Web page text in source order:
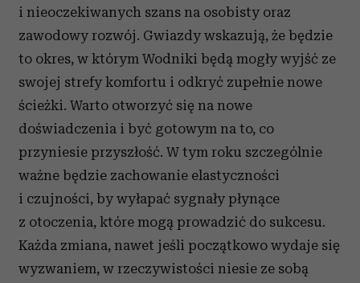
i nieoczekiwanych szans na osobisty oraz
zawodowy rozwój. Gwiazdy wskazują, że będzie
to okres, w którym Wodniki będą mogły wyjść ze
swojej strefy komfortu i odkryć zupełnie nowe
ścieżki. Warto otworzyć się na nowe
doświadczenia i być gotowym na to, co
przyniesie przyszłość. W tym roku szczególnie
ważne będzie zachowanie elastyczności
i czujności, by wyłapać sygnały płynące
z otoczenia, które mogą prowadzić do sukcesu.
Każda zmiana, nawet jeśli początkowo wydaje się
wyzwaniem, w rzeczywistości niesie ze sobą